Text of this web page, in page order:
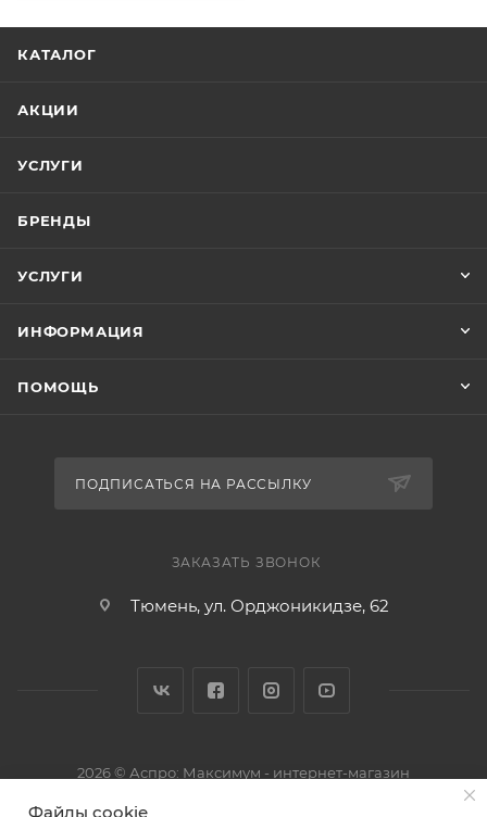
КАТАЛОГ
АКЦИИ
УСЛУГИ
БРЕНДЫ
УСЛУГИ
ИНФОРМАЦИЯ
ПОМОЩЬ
ПОДПИСАТЬСЯ НА РАССЫЛКУ
ЗАКАЗАТЬ ЗВОНОК
Тюмень, ул. Орджоникидзе, 62
2026 © Аспро: Максимум - интернет-магазин
Файлы cookie